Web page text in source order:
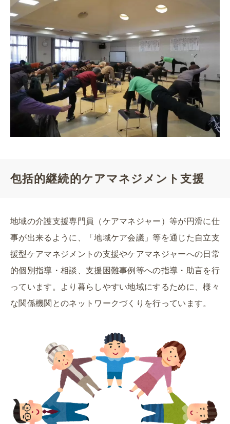
包括的継続的ケアマネジメント支援
地域の介護支援専門員（ケアマネジャー）等が円滑に仕
事が出来るように、「地域ケア会議」等を通じた自立支
援型ケアマネジメントの支援やケアマネジャーへの日常
的個別指導・相談、支援困難事例等への指導・助言を行
っています。より暮らしやすい地域にするために、様々
な関係機関とのネットワークづくりを行っています。